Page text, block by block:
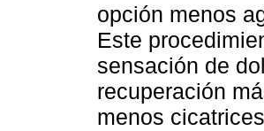
opción menos
Este
sensación de
recuperación
menos